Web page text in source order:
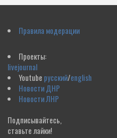
Правила модерации
Проекты:
livejournal
Youtube русский/english
Новости ДНР
Новости ЛНР
Подписывайтесь,
ставьте лайки!